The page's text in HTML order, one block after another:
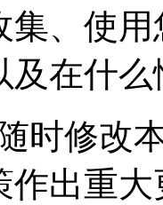
集、使
及在什
时修改
作出重